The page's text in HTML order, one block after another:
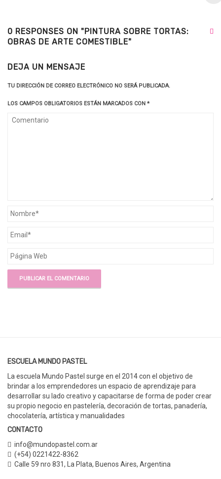
0 RESPONSES ON "PINTURA SOBRE TORTAS:
OBRAS DE ARTE COMESTIBLE"
DEJA UN MENSAJE
TU DIRECCIÓN DE CORREO ELECTRÓNICO NO SERÁ PUBLICADA.
LOS CAMPOS OBLIGATORIOS ESTÁN MARCADOS CON *
ESCUELA MUNDO PASTEL
La escuela Mundo Pastel surge en el 2014 con el objetivo de
brindar a los emprendedores un espacio de aprendizaje para
desarrollar su lado creativo y capacitarse de forma de poder crear
su propio negocio en pastelería, decoración de tortas, panadería,
chocolatería, artística y manualidades
CONTACTO
info@mundopastel.com.ar
(+54) 0221422-8362
Calle 59 nro 831, La Plata, Buenos Aires, Argentina